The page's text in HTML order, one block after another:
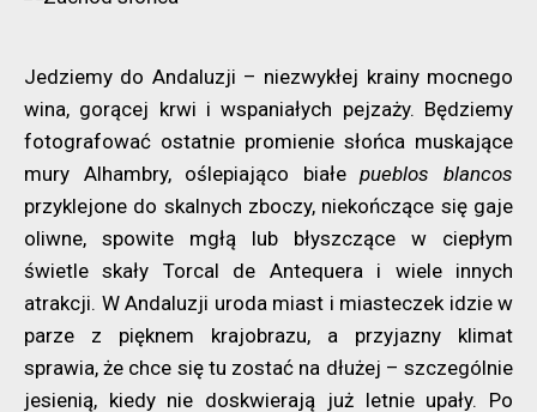
Jedziemy do Andaluzji – niezwykłej krainy mocnego
wina, gorącej krwi i wspaniałych pejzaży. Będziemy
fotografować ostatnie promienie słońca muskające
mury Alhambry, oślepiająco białepueblos blancos
przyklejone do skalnych zboczy, niekończące się gaje
oliwne, spowite mgłą lub błyszczące w ciepłym
świetle skały Torcal de Antequera i wiele innych
atrakcji. W Andaluzji uroda miast i miasteczek idzie w
parze z pięknem krajobrazu, a przyjazny klimat
sprawia, że chce się tu zostać na dłużej – szczególnie
jesienią, kiedy nie doskwierają już letnie upały. Po